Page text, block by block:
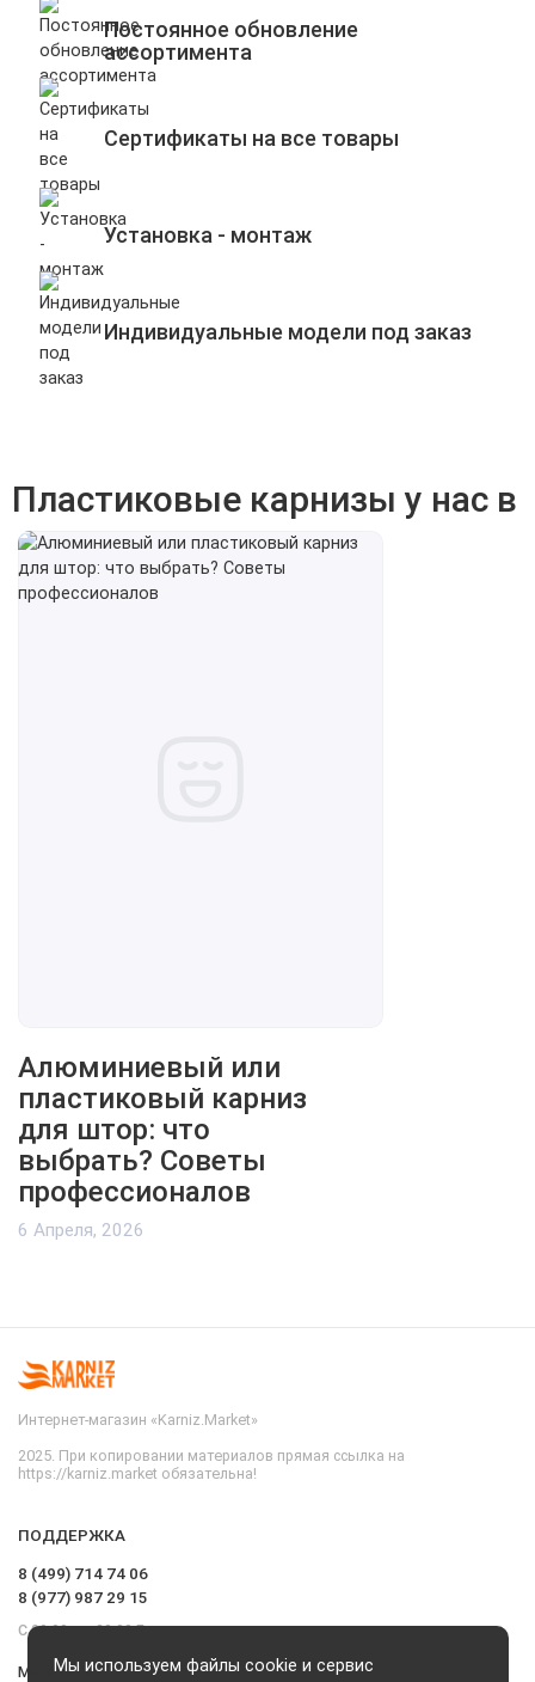
Постоянное обновление
ассортимента
Сертификаты на все товары
Установка - монтаж
Индивидуальные модели под заказ
Пластиковые карнизы у нас в
Алюминиевый или
пластиковый карниз
для штор: что
выбрать? Советы
профессионалов
6 Апреля, 2026
Мы используем файлы cookie и сервис
Интернет-магазин «Karniz.Market»
2025. При копировании материалов прямая ссылка на
https://karniz.market обязательна!
ПОДДЕРЖКА
8 (499) 714 74 06
8 (977) 987 29 15
С 09.00 до 20.00 Без выходных и перерывов
Мы в сети